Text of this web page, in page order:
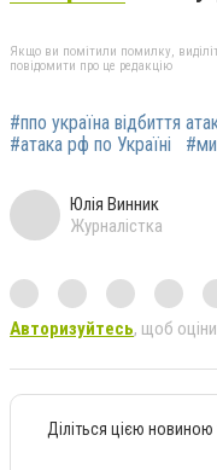
Якщо ви помітили помилку,
повідомити про це редакцію
#ппо україна відбиття
#атака рф по Україні
Юлія Винник
Журналістка
Авторизуйтесь, щоб
Діліться цією новиною